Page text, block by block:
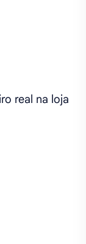
real na loja